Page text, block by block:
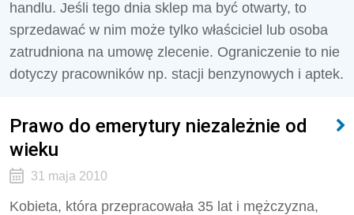
handlu. Jeśli tego dnia sklep ma być otwarty, to
sprzedawać w nim może tylko właściciel lub osoba
zatrudniona na umowę zlecenie. Ograniczenie to nie
dotyczy pracowników np. stacji benzynowych i aptek.
Prawo do emerytury niezależnie od
wieku
31 maja 2010
Kobieta, która przepracowała 35 lat i mężczyzna,